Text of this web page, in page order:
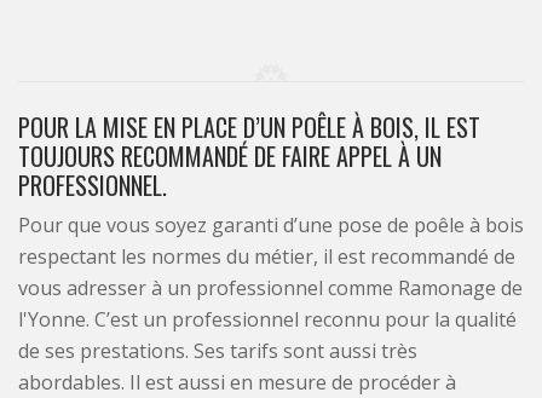
POUR LA MISE EN PLACE D’UN POÊLE À BOIS, IL EST
TOUJOURS RECOMMANDÉ DE FAIRE APPEL À UN
PROFESSIONNEL.
Pour que vous soyez garanti d’une pose de poêle à bois
respectant les normes du métier, il est recommandé de
vous adresser à un professionnel comme Ramonage de
l'Yonne. C’est un professionnel reconnu pour la qualité
de ses prestations. Ses tarifs sont aussi très
abordables. Il est aussi en mesure de procéder à